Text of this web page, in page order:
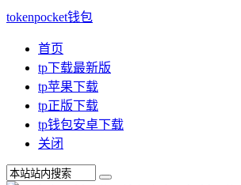
tokenpocket钱包
首页
tp下载最新版
tp苹果下载
tp正版下载
tp钱包安卓下载
关闭